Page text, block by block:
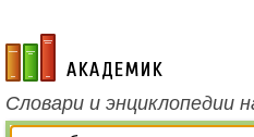
academic.ru
Словари и энциклопедии